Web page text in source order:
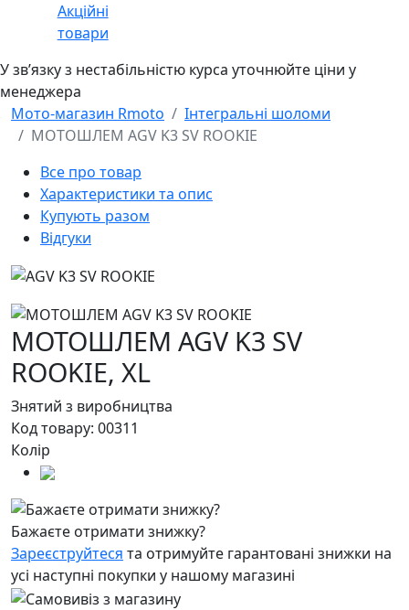
Акційні
товари
У звʼязку з нестабільністю курса уточнюйте ціни у
менеджера
Мото-магазин Rmoto
Інтегральні шоломи
МОТОШЛЕМ AGV K3 SV ROOKIE
Все про товар
Характеристики та опис
Купують разом
Відгуки
МОТОШЛЕМ AGV K3 SV
ROOKIE, XL
Знятий з виробництва
Код товару: 00311
Колір
Бажаєте отримати знижку?
Зареєструйтеся та отримуйте гарантовані знижки на
усі наступні покупки у нашому магазині